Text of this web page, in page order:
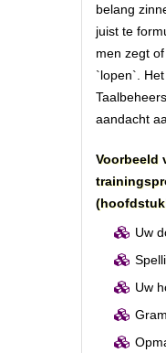
belang
juist te
men zegt
`lopen`.
aandacht
Voorbeeld
Uw
Uw